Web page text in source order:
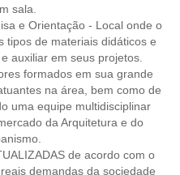
sala.
e Orientação - Local onde o
tipos de materiais didáticos e
auxiliar em seus projetos.
formados em sua grande
na área, bem como de
uma equipe multidisciplinar
da Arquitetura e do
de acordo com o
demandas da sociedade